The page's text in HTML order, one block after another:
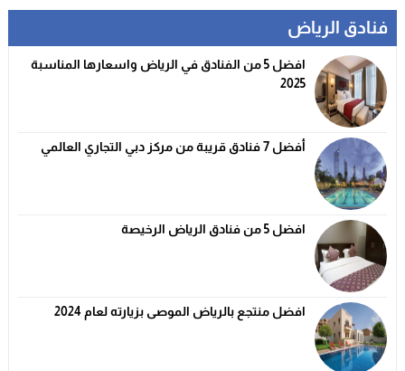
فنادق الرياض
افضل 5 من الفنادق في الرياض واسعارها المناسبة
2025
أفضل 7 فنادق قريبة من مركز دبي التجاري العالمي
افضل 5 من فنادق الرياض الرخيصة
افضل منتجع بالرياض الموصى بزيارته لعام 2024